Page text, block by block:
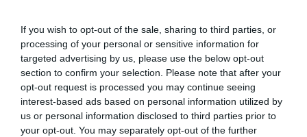
If you wish to opt-out of the sale, sharing to third parties, or
processing of your personal or sensitive information for
targeted advertising by us, please use the below opt-out
section to confirm your selection. Please note that after your
opt-out request is processed you may continue seeing
interest-based ads based on personal information utilized by
us or personal information disclosed to third parties prior to
your opt-out. You may separately opt-out of the further
összesen kilenc olyan játékost hoztak a csapathoz, akik messze
Az utolsó igazi sikertörténetük Luis Suarez 2014-es érkezése. Az
uruguayit 81 millióért vették meg a Liverpooltól, és az azóta eltelt 6
szezonban Suarez átlagosan 0,7 gólt szerzett meccsenként. Ezt az
utána érkező játékosok egyáltalán nem közelítik meg. (270 meccs /
191 gól )
Arda Turan kezdte a sort 2015-ben 36 millió euróval. Ez a